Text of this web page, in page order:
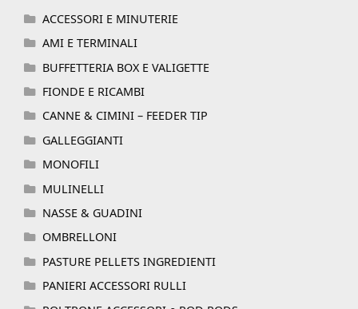
ACCESSORI E MINUTERIE
AMI E TERMINALI
BUFFETTERIA BOX E VALIGETTE
FIONDE E RICAMBI
CANNE & CIMINI – FEEDER TIP
GALLEGGIANTI
MONOFILI
MULINELLI
NASSE & GUADINI
OMBRELLONI
PASTURE PELLETS INGREDIENTI
PANIERI ACCESSORI RULLI